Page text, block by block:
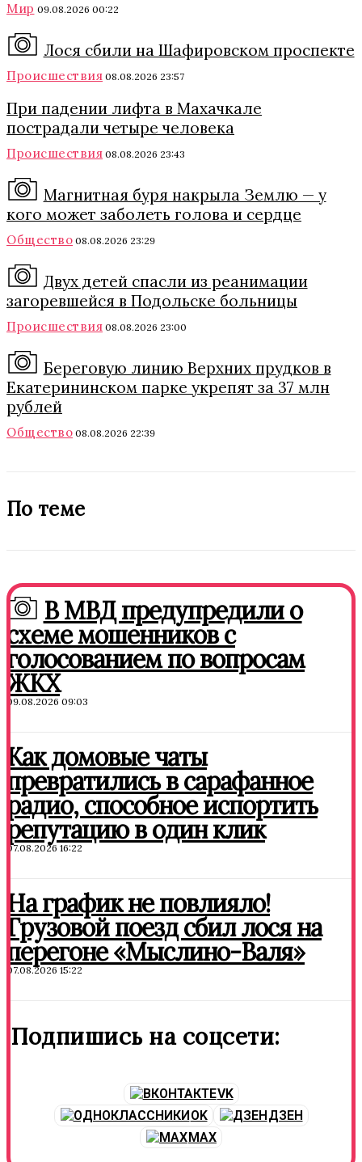
Мир 09.08.2026 00:22
Лося сбили на Шафировском проспекте
Происшествия 08.08.2026 23:57
При падении лифта в Махачкале
пострадали четыре человека
Происшествия 08.08.2026 23:43
Магнитная буря накрыла Землю — у
кого может заболеть голова и сердце
Общество 08.08.2026 23:29
Двух детей спасли из реанимации
загоревшейся в Подольске больницы
Происшествия 08.08.2026 23:00
Береговую линию Верхних прудков в
Екатерининском парке укрепят за 37 млн
рублей
Общество 08.08.2026 22:39
По теме
В МВД предупредили о
схеме мошенников с
голосованием по вопросам
ЖКХ
09.08.2026 09:03
Как домовые чаты
превратились в сарафанное
радио, способное испортить
репутацию в один клик
07.08.2026 16:22
На график не повлияло!
Грузовой поезд сбил лося на
перегоне «Мыслино-Валя»
07.08.2026 15:22
Подпишись на соцсети:
VK
OK
ДЗЕН
MAX